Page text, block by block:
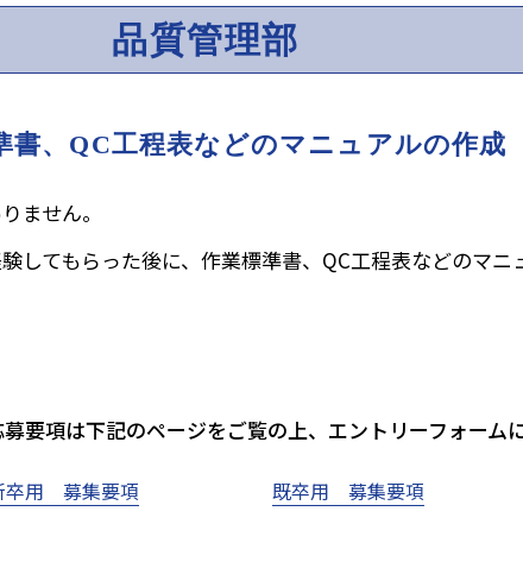
品質管理部
書、QC工程表などのマニュアルの作成
ません。
してもらった後に、作業標準書、QC工程表などのマニ
要項は下記のページをご覧の上、エントリーフォーム
卒用 募集要項 既卒用 募集要項